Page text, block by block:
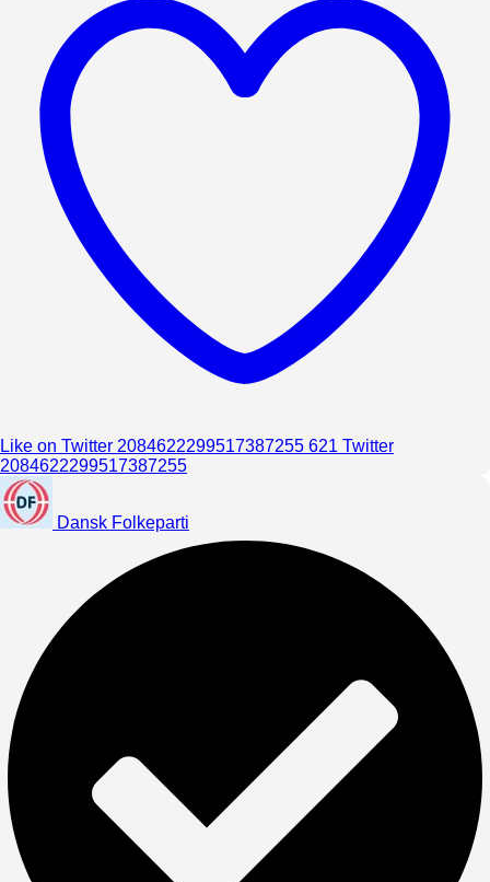
Like on Twitter 2084622299517387255 621 Twitter
2084622299517387255
Dansk Folkeparti